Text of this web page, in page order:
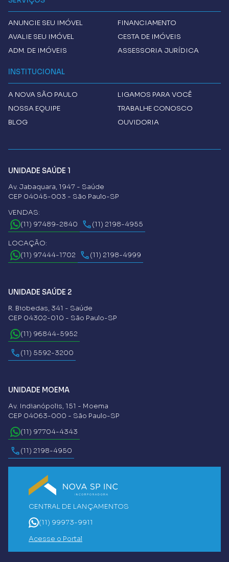
ANUNCIE SEU IMÓVEL
AVALIE SEU IMÓVEL
ADM. DE IMÓVEIS
FINANCIAMENTO
CESTA DE IMÓVEIS
ASSESSORIA JURÍDICA
INSTITUCIONAL
A NOVA SÃO PAULO
NOSSA EQUIPE
BLOG
LIGAMOS PARA VOCÊ
TRABALHE CONOSCO
OUVIDORIA
UNIDADE SAÚDE 1
Av. Jabaquara, 1947 - Saúde
CEP 04045-003 - São Paulo-SP
VENDAS:
(11) 97489-2840
(11) 2198-4955
LOCAÇÃO:
(11) 97444-1702
(11) 2198-4999
UNIDADE SAÚDE 2
R. Biobedas, 341 - Saúde
CEP 04302-010 - São Paulo-SP
(11) 96844-5952
(11) 5592-3200
UNIDADE MOEMA
Av. Indianópolis, 151 - Moema
CEP 04063-000 - São Paulo-SP
(11) 97704-4343
(11) 2198-4950
CENTRAL DE LANÇAMENTOS
(11) 99973-9911
Acesse o Portal